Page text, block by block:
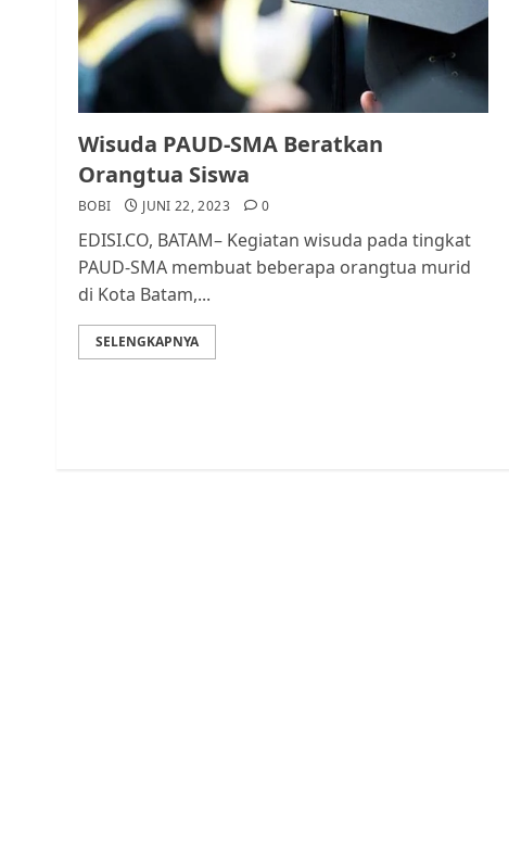
Wisuda PAUD-SMA Beratkan
Orangtua Siswa
BOBI JUNI 22, 2023 0
EDISI.CO, BATAM– Kegiatan wisuda pada tingkat
PAUD-SMA membuat beberapa orangtua murid
di Kota Batam,...
SELENGKAPNYA